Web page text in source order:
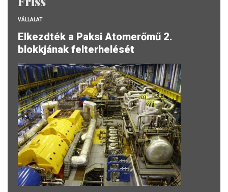
VÁLLALAT
Elkezdték a Paksi Atomerőmű 2.
blokkjának felterhelését